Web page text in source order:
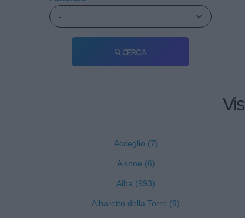
Cerca
Acceglio (7)
Aisone (6)
Alba (993)
Albaretto della Torre (9)